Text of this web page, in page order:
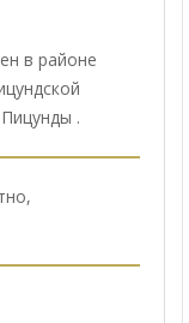
в районе
.